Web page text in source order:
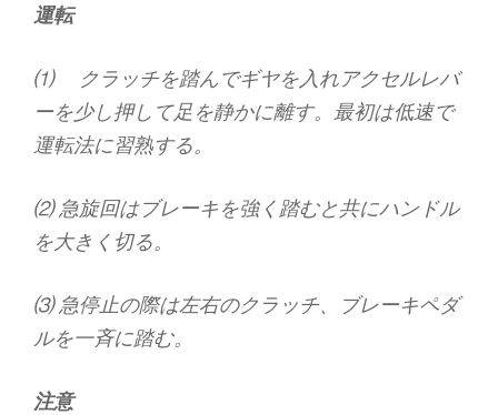
運転
⑴ クラッチを踏んでギヤを入れアクセルレバ
ーを少し押して足を静かに離す。最初は低速で
運転法に習熟する。
⑵ 急旋回はブレーキを強く踏むと共にハンドル
を大きく切る。
⑶ 急停止の際は左右のクラッチ、ブレーキペダ
ルを一斉に踏む。
注意